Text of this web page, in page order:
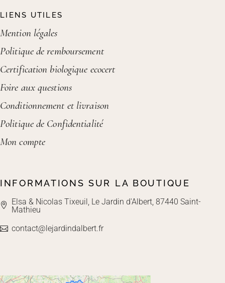
LIENS UTILES
Mention légales
Politique de remboursement
Certification biologique ecocert
Foire aux questions
Conditionnement et livraison
Politique de Confidentialité
Mon compte
INFORMATIONS SUR LA BOUTIQUE
Elsa & Nicolas Tixeuil, Le Jardin d'Albert, 87440 Saint-
Mathieu
contact@lejardindalbert.fr